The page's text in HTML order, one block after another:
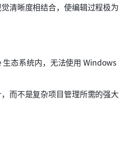
清晰度相结合，使编辑过程极为
态系统内，无法使用 Windows
而不是复杂项目管理所需的强大